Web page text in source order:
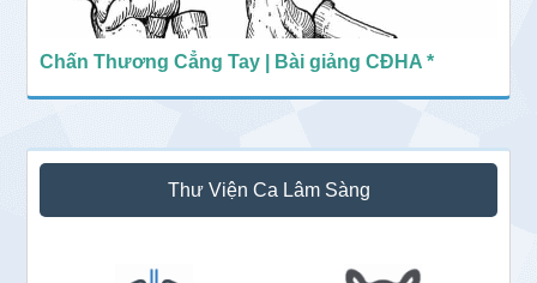
Chấn Thương Cẳng Tay | Bài giảng CĐHA *
Thư Viện Ca Lâm Sàng